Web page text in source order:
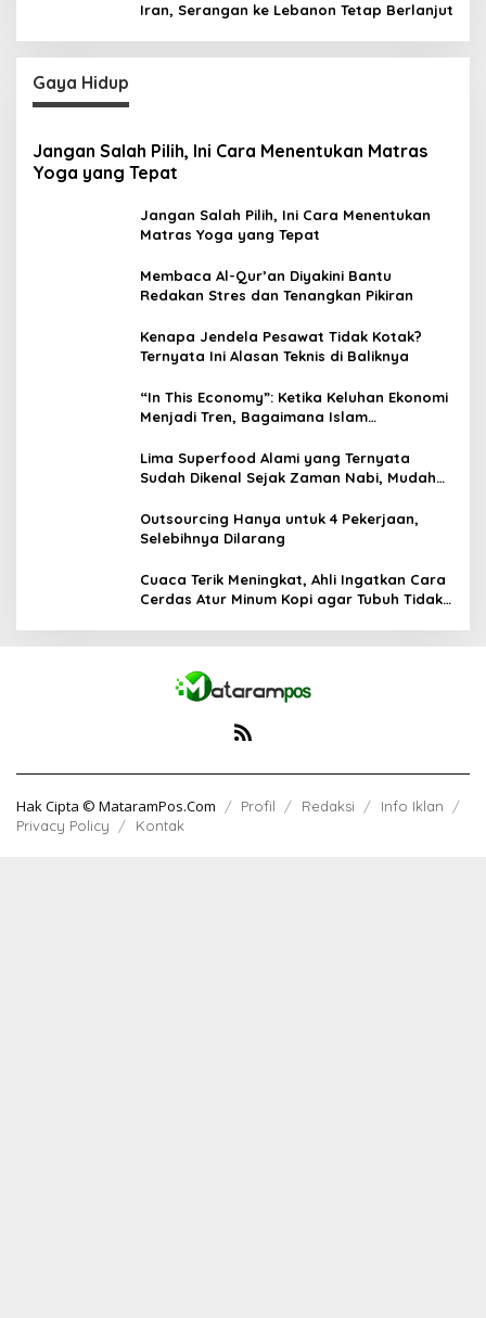
Iran, Serangan ke Lebanon Tetap Berlanjut
Gaya Hidup
Jangan Salah Pilih, Ini Cara Menentukan Matras
Yoga yang Tepat
Jangan Salah Pilih, Ini Cara Menentukan
Matras Yoga yang Tepat
Membaca Al-Qur’an Diyakini Bantu
Redakan Stres dan Tenangkan Pikiran
Kenapa Jendela Pesawat Tidak Kotak?
Ternyata Ini Alasan Teknis di Baliknya
“In This Economy”: Ketika Keluhan Ekonomi
Menjadi Tren, Bagaimana Islam
Lima Superfood Alami yang Ternyata
Sudah Dikenal Sejak Zaman Nabi, Mudah
Outsourcing Hanya untuk 4 Pekerjaan,
Selebihnya Dilarang
Cuaca Terik Meningkat, Ahli Ingatkan Cara
Cerdas Atur Minum Kopi agar Tubuh Tidak
Hak Cipta © MataramPos.Com Profil Redaksi
Info Iklan
Privacy Policy
Kontak